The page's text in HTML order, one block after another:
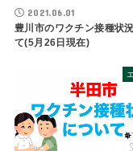
2021.06.01
豊川市のワクチン接種状
て(5月26日現在)